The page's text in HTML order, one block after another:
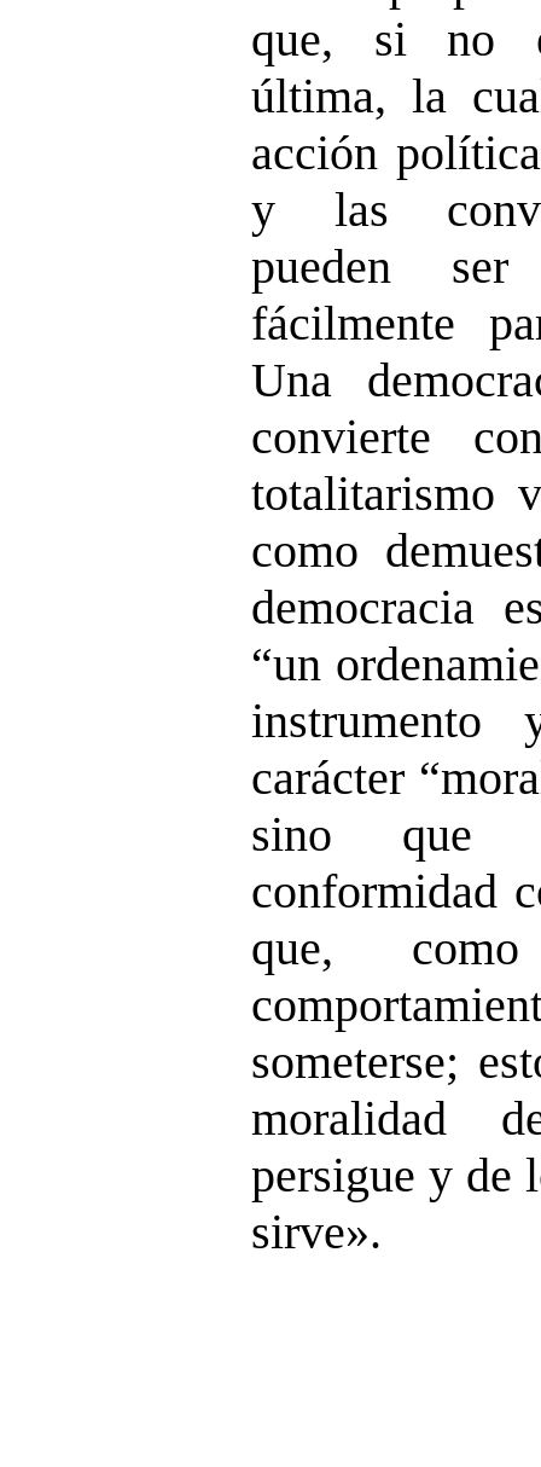
que, si no
última, la
acción
y las
pueden ser
fácilmente
Una
convierte
totalitarismo
como
democracia
“un
carácter
sino que
conformidad
que,
someterse;
moralidad
persigue y de
sirve».